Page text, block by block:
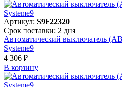
Артикул: S9F22320
Срок поставки: 2 дня
Автоматический выключатель
Systeme9
4 306 ₽
В корзинy